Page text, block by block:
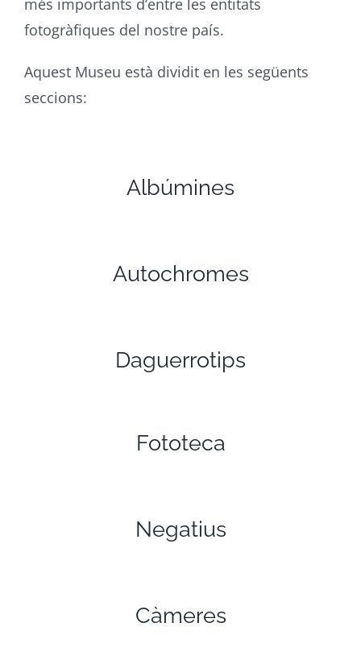
més importants d’entre les entitats
fotogràfiques del nostre país.
Aquest Museu està dividit en les següents
seccions:
Albúmines
Autochromes
Daguerrotips
Fototeca
Negatius
Càmeres